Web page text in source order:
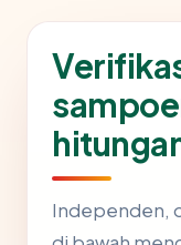
Independen,